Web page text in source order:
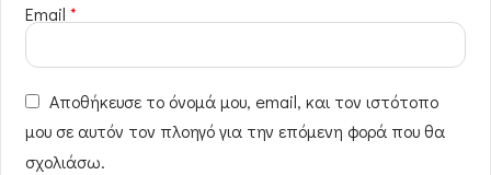
Email *
Αποθήκευσε το όνομά μου, email, και τον ιστότοπο
μου σε αυτόν τον πλοηγό για την επόμενη φορά που θα
σχολιάσω.